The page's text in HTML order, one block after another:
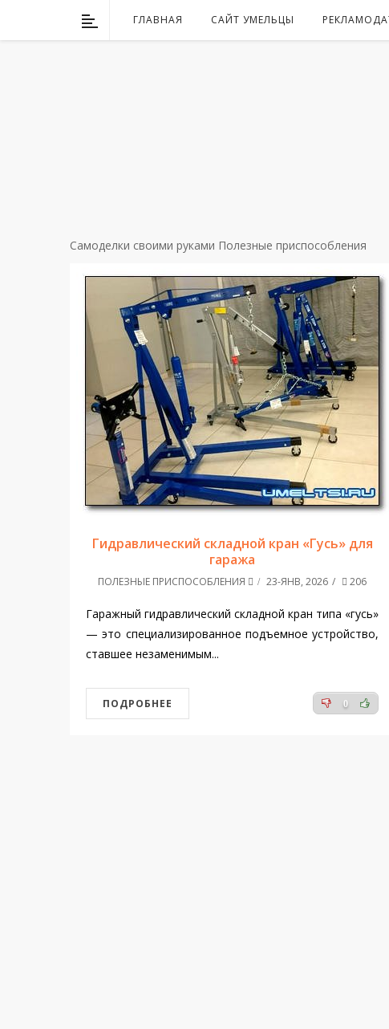
ГЛАВНАЯ САЙТ УМЕЛЬЦЫ
Самоделки своими руками Полезные приспособления
Гидравлический складной кран «Гусь» для
гаража
ПОЛЕЗНЫЕ ПРИСПОСОБЛЕНИЯ 23-ЯНВ, 2026 206
Гаражный гидравлический складной кран типа «гусь»
— это специализированное подъемное устройство,
ставшее незаменимым...
0
ПОДРОБНЕЕ